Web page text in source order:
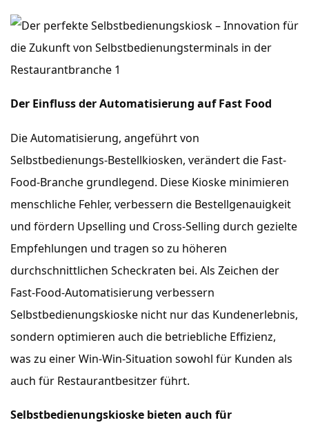
Der Einfluss der Automatisierung auf Fast Food
Die Automatisierung, angeführt von
Selbstbedienungs-Bestellkiosken, verändert die Fast-
Food-Branche grundlegend. Diese Kioske minimieren
menschliche Fehler, verbessern die Bestellgenauigkeit
und fördern Upselling und Cross-Selling durch gezielte
Empfehlungen und tragen so zu höheren
durchschnittlichen Scheckraten bei. Als Zeichen der
Fast-Food-Automatisierung verbessern
Selbstbedienungskioske nicht nur das Kundenerlebnis,
sondern optimieren auch die betriebliche Effizienz,
was zu einer Win-Win-Situation sowohl für Kunden als
auch für Restaurantbesitzer führt.
Selbstbedienungskioske bieten auch für